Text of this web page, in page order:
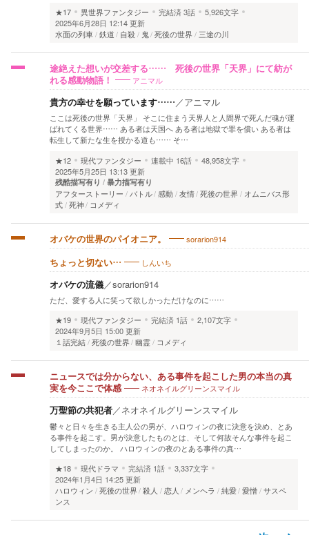
★17
異世界ファンタジー 完結済3話
5,926文字
2025年6月28日 12:14 更新
水面の列車 鉄道 自殺 鬼 死後の世界 三途の川
途絶えた想いが交差する…… 死後の世界「天界」にて紡が
れる感動物語！
アニマル
貴方の幸せを願っています……／アニマル
ここは死後の世界「天界」 そこに住まう天界人と人間界で死んだ魂が運
ばれてくる世界…… ある者は天国へ ある者は地獄で罪を償い ある者は
転生して新たな生を授かる道も…… そ…
★12
現代ファンタジー 連載中 16話
48,958文字
2025年5月25日 13:13 更新
残酷描写有り 暴力描写有り
アフターストーリー バトル 感動 友情 死後の世界
オムニバス形
式 死神 コメディ
オバケの世界のパイオニア。 sorarion914
ちょっと切ない… しんいち
オバケの流儀／sorarion914
ただ、愛する人に笑って欲しかっただけなのに……
★19
現代ファンタジー 完結済 1話
2,107文字
2024年9月5日 15:00 更新
１話完結 死後の世界 幽霊 コメディ
ニュースでは分からない、ある事件を起こした男の本当の真
実を今ここで体感
ネオネイルグリーンスマイル
万聖節の共犯者／ネオネイルグリーンスマイル
鬱々と日々を生きる主人公の男が、ハロウィンの夜に決意を決め、とあ
る事件を起こす。男が決意したものとは、そして何故そんな事件を起こ
してしまったのか。 ハロウィンの夜のとある事件の真…
★18
現代ドラマ 完結済 1話
3,337文字
2024年1月4日 14:25 更新
ハロウィン
死後の世界 殺人 恋人 メンヘラ 純愛 愛憎 サスペ
ンス